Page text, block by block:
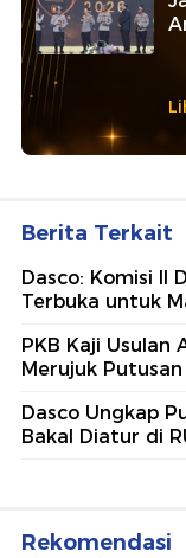
Berita Terkait
Dasco: Komisi II
Terbuka untuk
PKB Kaji Usulan
Merujuk Putusan
Dasco Ungkap
Bakal Diatur di
Rekomendasi